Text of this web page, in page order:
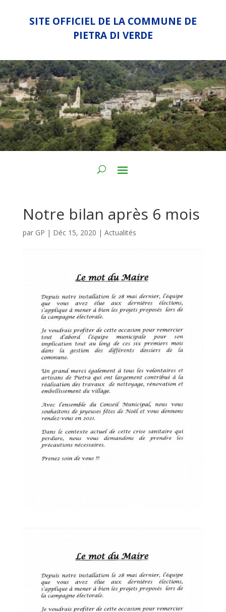
SITE OFFICIEL DE LA COMMUNE DE
PIETRA DI VERDE
Notre bilan après 6 mois
par GP | Déc 15, 2020 | Actualités